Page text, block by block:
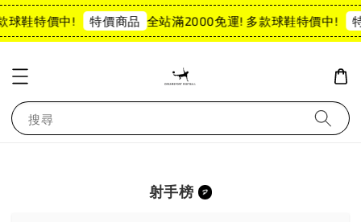
球鞋特價中! 特價商品 全站滿2000免運! 多款球鞋特價中!
搜尋
射手榜